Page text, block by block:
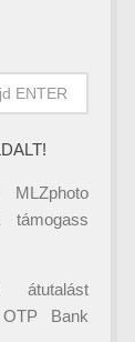
támogass
átutalást
OTP Bank